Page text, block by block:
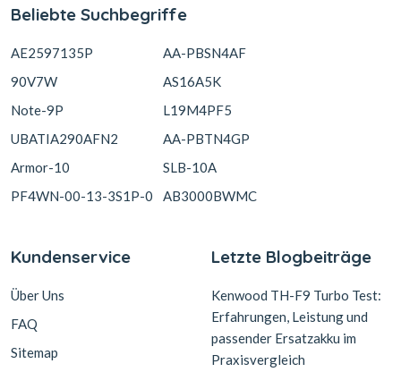
Beliebte Suchbegriffe
AE2597135P
90V7W
Note-9P
UBATIA290AFN2
Armor-10
PF4WN-00-13-3S1P-0
AA-PBSN4AF
AS16A5K
L19M4PF5
AA-PBTN4GP
SLB-10A
AB3000BWMC
Kundenservice
Über Uns
FAQ
Sitemap
Letzte Blogbeiträge
Kenwood TH-F9 Turbo Test:
Erfahrungen, Leistung und
passender Ersatzakku im
Praxisvergleich